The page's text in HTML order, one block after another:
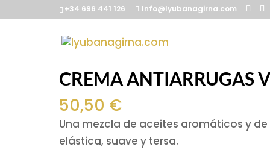
+34 696 441 126 Info@lyubanagirna.com
Inicio/Cósmetica DermaOLYY
CREMA ANTIARRUGAS
50,50 €
Una mezcla de aceites aromáticos y
elástica, suave y tersa.